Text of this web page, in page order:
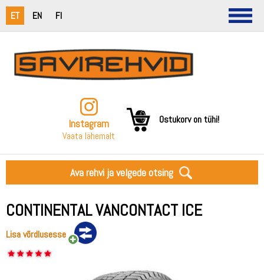
ET EN FI
Instagram
Vaata lähemalt
Ostukorv on tühi!
Ava rehvi ja velgede otsing
CONTINENTAL VANCONTACT ICE
Lisa võrdlusesse